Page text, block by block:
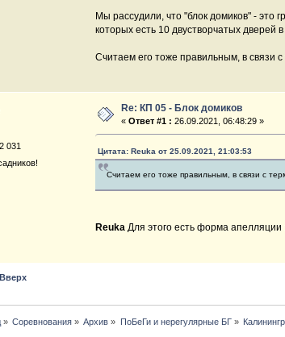
Мы рассудили, что "блок домиков" - это
которых есть 10 двустворчатых дверей
Считаем его тоже правильным, в связи
031
Re: КП 05 - Блок домиков
«Ответ #1 : 26.09.2021, 06:48:29 »
Цитата: Reuka от 25.09.2021, 21:03:53
Считаем его тоже правильным, в связи с
Reuka Для этого есть форма апелляции
Вверх
» Соревнования» Архив » ПоБеГи и нерегулярные БГ»